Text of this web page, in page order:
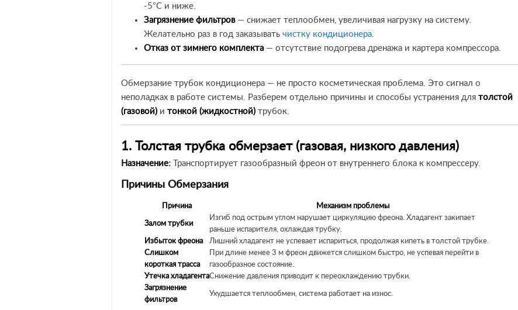
-5°C и ниже.
Загрязнение фильтров— снижает теплообмен, увеличивая нагрузку на систему.
Желательно раз в год заказывать чистку кондиционера.
Отказ от зимнего комплекта— отсутствие подогрева дренажа и картера компрессора.
Обмерзание трубок кондиционера — не просто косметическая проблема. Это сигнал о
неполадках в работе системы. Разберем отдельно причины и способы устранения для толстой
(газовой) и тонкой (жидкостной) трубок.
1. Толстая трубка обмерзает (газовая, низкого давления)
Назначение: Транспортирует газообразный фреон от внутреннего блока к компрессеру.
Причины Обмерзания
Причина Механизм проблемы
Залом трубки
Изгиб под острым углом нарушает циркуляцию фреона. Хладагент закипает
раньше испарителя, охлаждая трубку.
Избыток фреона
Лишний хладагент не успевает испариться, продолжая кипеть в толстой трубке.
Слишком
короткая трасса
При длине менее 3 м фреон движется слишком быстро, не успевая перейти в
газообразное состояние.
Утечка хладагентаСнижение давления приводит к переохлаждению трубки.
Загрязнение
фильтров
Ухудшается теплообмен, система работает на износ.